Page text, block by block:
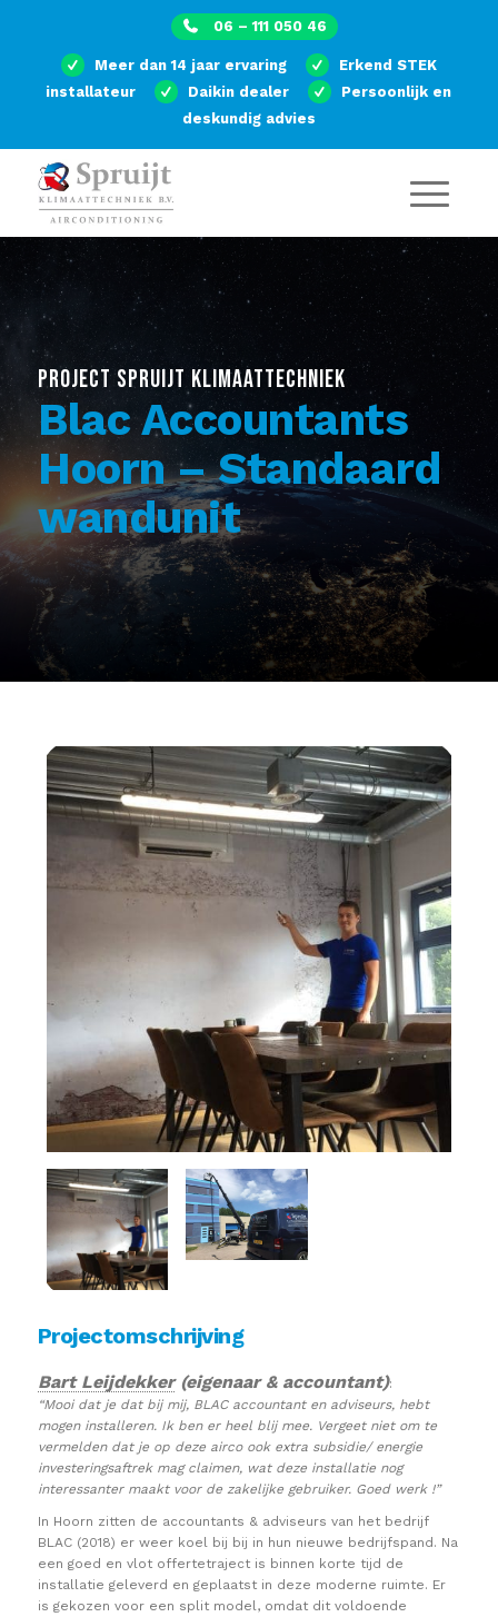
06 – 111 050 46
Meer dan 14 jaar ervaring
Erkend STEK
installateur
Daikin dealer
Persoonlijk en
deskundig advies
PROJECT SPRUIJT KLIMAATTECHNIEK
Blac Accountants
Hoorn – Standaard
wandunit
Projectomschrijving
Bart Leijdekker(eigenaar & accountant):
“Mooi dat je dat bij mij, BLAC accountant en adviseurs, hebt
mogen installeren. Ik ben er heel blij mee. Vergeet niet om te
vermelden dat je op deze airco ook extra subsidie/ energie
investeringsaftrek mag claimen, wat deze installatie nog
interessanter maakt voor de zakelijke gebruiker. Goed werk !”
In Hoorn zitten de accountants & adviseurs van het bedrijf
BLAC (2018) er weer koel bij bij in hun nieuwe bedrijfspand. Na
een goed en vlot offertetraject is binnen korte tijd de
installatie geleverd en geplaatst in deze moderne ruimte. Er
is gekozen voor een split model, omdat dit voldoende